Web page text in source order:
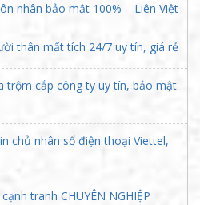
nhân bảo mật 100% – Liên Việt
thân mất tích 24/7 uy tín, giá rẻ
trộm cắp công ty uy tín, bảo mật
chủ nhân số điện thoại Viettel,
tranh CHUYÊN NGHIỆP